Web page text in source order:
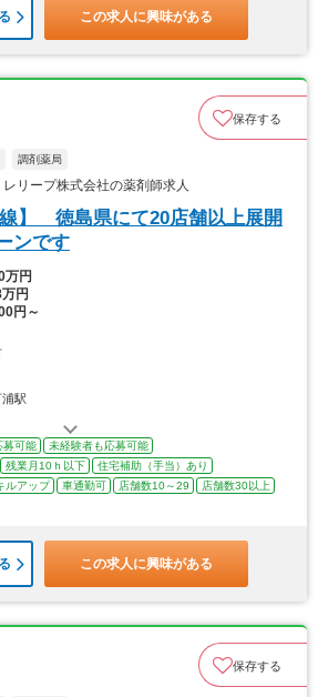
この求人に興味がある
保存する
調剤薬局
リープ株式会社の薬剤師求人
線】 徳島県にて20店舗以上展開
ンです
万円
円
円～
浦駅
募可能
未経験者も応募可能
残業月10ｈ以下
住宅補助（手当）あり
ルアップ 車通勤可 店舗数10～29
店舗数30以上
この求人に興味がある
保存する